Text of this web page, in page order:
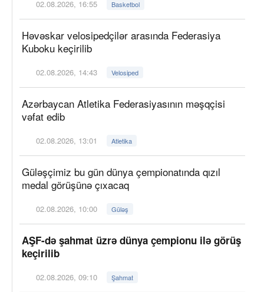
02.08.2026, 16:55 Basketbol
Həvəskar velosipedçilər arasında Federasiya
Kuboku keçirilib
02.08.2026, 14:43 Velosiped
Azərbaycan Atletika Federasiyasının məşqçisi
vəfat edib
02.08.2026, 13:01 Atletika
Güləşçimiz bu gün dünya çempionatında qızıl
medal görüşünə çıxacaq
02.08.2026, 10:00 Güləş
AŞF-də şahmat üzrə dünya çempionu ilə görüş
keçirilib
02.08.2026, 09:10 Şahmat